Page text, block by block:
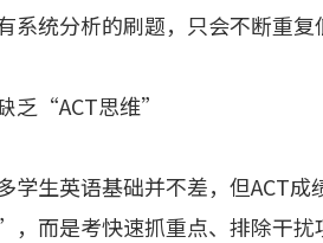
系统分析的刷题，只会不断重复
乏“ACT思维”
学生英语基础并不差，但ACT
，而是考快速抓重点、排除干扰